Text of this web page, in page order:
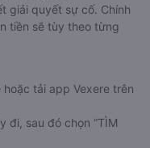
giải quyết sự cố. Chính
tiền sẽ tùy theo từng
tải app Vexere trên
đi, sau đó chọn “TÌM